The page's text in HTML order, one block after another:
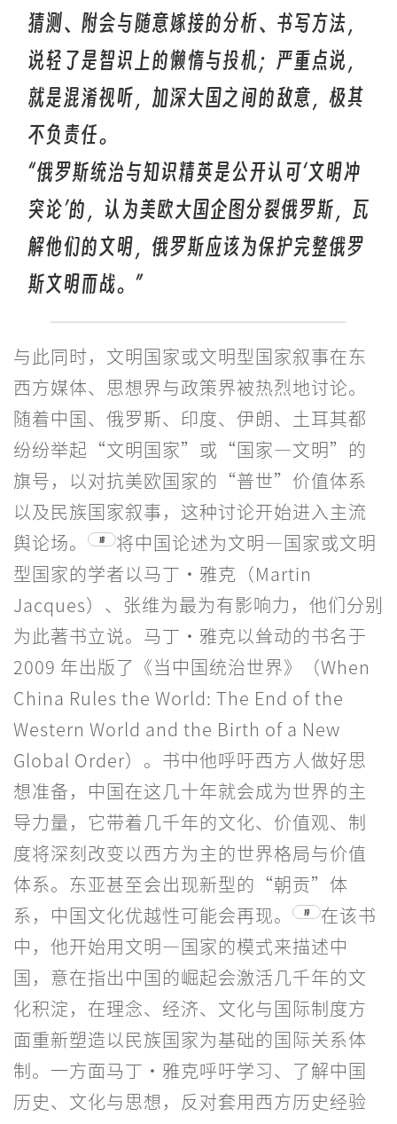
猜测、附会与随意嫁接的分析、书写方法，
说轻了是智识上的懒惰与投机；严重点说，
就是混淆视听，加深大国之间的敌意，极其
不负责任。
“俄罗斯统治与知识精英是公开认可‘文明冲
突论’的，认为美欧大国企图分裂俄罗斯，瓦
解他们的文明，俄罗斯应该为保护完整俄罗
斯文明而战。”
与此同时，文明国家或文明型国家叙事在东
西方媒体、思想界与政策界被热烈地讨论。
随着中国、俄罗斯、印度、伊朗、土耳其都
纷纷举起“文明国家”或“国家—文明”的
旗号，以对抗美欧国家的“普世”价值体系
以及民族国家叙事，这种讨论开始进入主流
舆论场。
18
将中国论述为文明—国家或文明
型国家的学者以马丁·雅克（Martin
Jacques）、张维为最为有影响力，他们分别
为此著书立说。马丁·雅克以耸动的书名于
2009 年出版了《当中国统治世界》（When
China Rules the World: The End of the
Western World and the Birth of a New
Global Order）。书中他呼吁西方人做好思
想准备，中国在这几十年就会成为世界的主
导力量，它带着几千年的文化、价值观、制
度将深刻改变以西方为主的世界格局与价值
体系。东亚甚至会出现新型的“朝贡”体
系，中国文化优越性可能会再现。
19
在该书
中，他开始用文明—国家的模式来描述中
国，意在指出中国的崛起会激活几千年的文
化积淀，在理念、经济、文化与国际制度方
面重新塑造以民族国家为基础的国际关系体
制。一方面马丁·雅克呼吁学习、了解中国
历史、文化与思想，反对套用西方历史经验